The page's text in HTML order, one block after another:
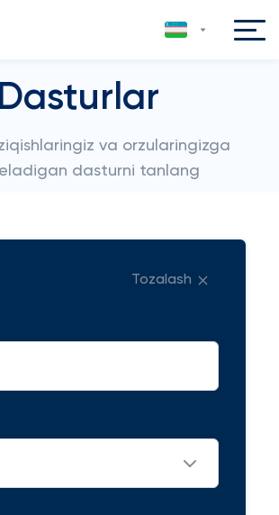
Dasturlar
va orzularingizga
dasturni tanlang
Tozalash